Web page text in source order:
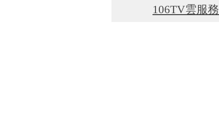
106TV雲服務